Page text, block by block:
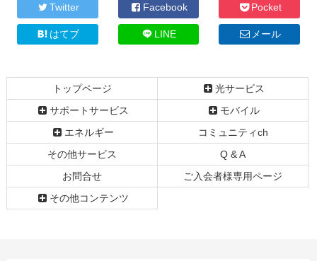
の
へ
戻
Twitter Facebook Pocket
はてブ LINE メール
トップページ
光サービス
サポートサービス
モバイル
エネルギー
コミュニティch
その他サービス
Q & A
お問合せ
ご入会者様専用ページ
その他コンテンツ